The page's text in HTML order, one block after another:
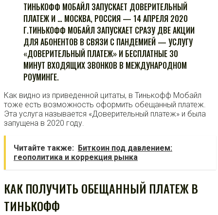
ТИНЬКОФФ МОБАЙЛ ЗАПУСКАЕТ ДОВЕРИТЕЛЬНЫЙ
ПЛАТЕЖ И … МОСКВА, РОССИЯ — 14 АПРЕЛЯ 2020
Г.ТИНЬКОФФ МОБАЙЛ ЗАПУСКАЕТ СРАЗУ ДВЕ АКЦИИ
ДЛЯ АБОНЕНТОВ В СВЯЗИ С ПАНДЕМИЕЙ — УСЛУГУ
«ДОВЕРИТЕЛЬНЫЙ ПЛАТЕЖ» И БЕСПЛАТНЫЕ 30
МИНУТ ВХОДЯЩИХ ЗВОНКОВ В МЕЖДУНАРОДНОМ
РОУМИНГЕ.
Как видно из приведенной цитаты, в Тинькофф Мобайл
тоже есть возможность оформить обещанный платеж.
Эта услуга называется «Доверительный платеж» и была
запущена в 2020 году.
Читайте также: Биткоин под давлением:
геополитика и коррекция рынка
КАК ПОЛУЧИТЬ ОБЕЩАННЫЙ ПЛАТЕЖ В
ТИНЬКОФФ